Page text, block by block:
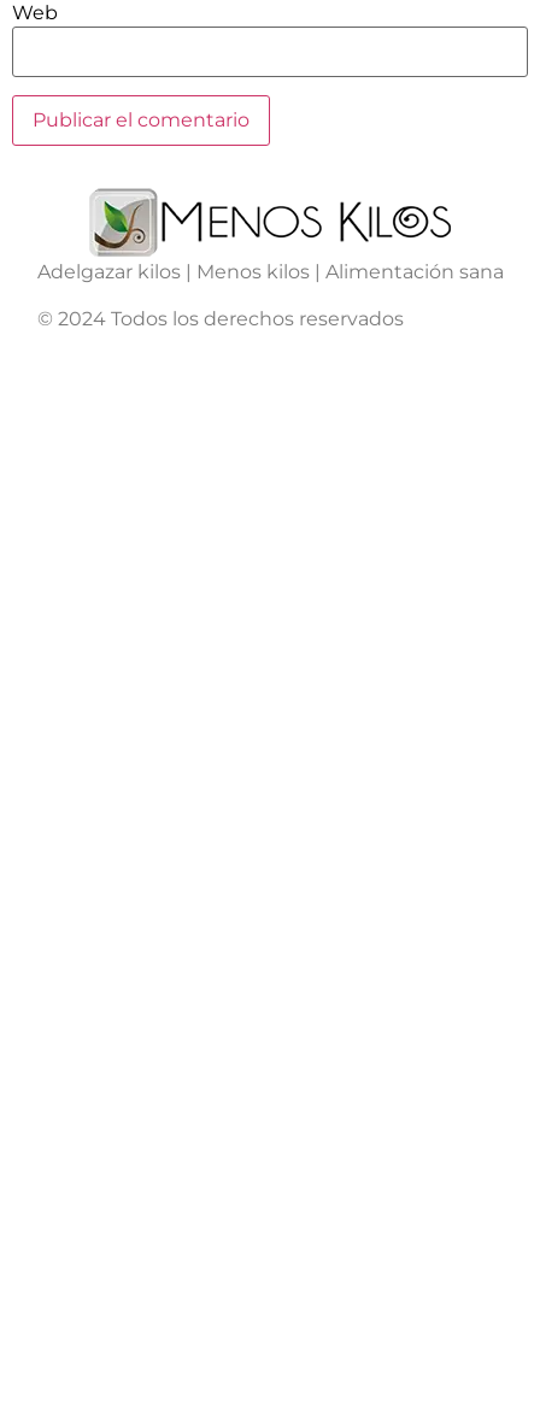
Web
Adelgazar kilos | Menos kilos | Alimentación sana
© 2024 Todos los derechos reservados